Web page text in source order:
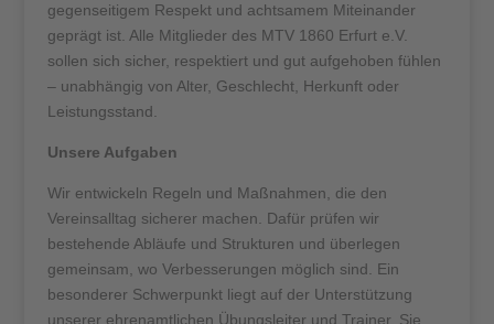
gegenseitigem Respekt und achtsamem Miteinander
geprägt ist. Alle Mitglieder des MTV 1860 Erfurt e.V.
sollen sich sicher, respektiert und gut aufgehoben fühlen
– unabhängig von Alter, Geschlecht, Herkunft oder
Leistungsstand.
Unsere Aufgaben
Wir entwickeln Regeln und Maßnahmen, die den
Vereinsalltag sicherer machen. Dafür prüfen wir
bestehende Abläufe und Strukturen und überlegen
gemeinsam, wo Verbesserungen möglich sind. Ein
besonderer Schwerpunkt liegt auf der Unterstützung
unserer ehrenamtlichen Übungsleiter und Trainer. Sie